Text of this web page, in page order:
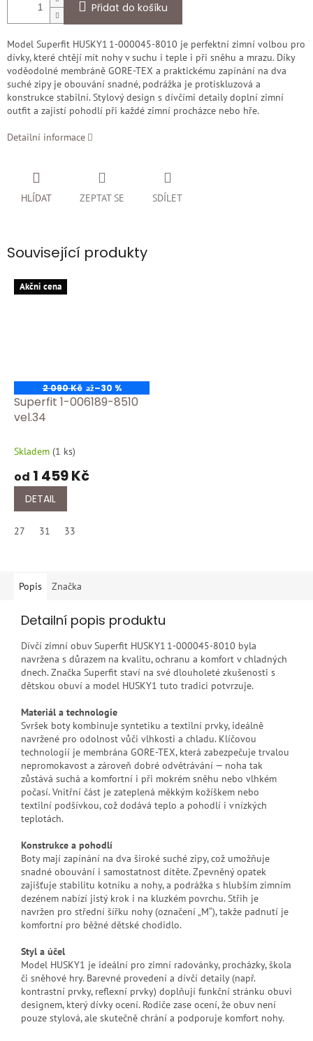
Přidat do košíku
Model Superfit HUSKY1 1‑000045‑8010 je perfektní zimní volbou pro
dívky, které chtějí mít nohy v suchu i teple i při sněhu a mrazu. Díky
voděodolné membráně GORE‑TEX a praktickému zapínání na dva
suché zipy je obouvání snadné, podrážka je protiskluzová a
konstrukce stabilní. Stylový design s dívčími detaily doplní zimní
outfit a zajistí pohodlí při každé zimní procházce nebo hře.
Detailní informace
ZEPTAT SE
HLÍDAT SDÍLET
Související produkty
Akčni cena
2 090 Kč až–30 %
Superfit 1-006189-8510
vel.34
Skladem (1 ks)
od 1 459 Kč
DETAIL
27 31 33
Popis Značka
Detailní popis produktu
Dívčí zimní obuv Superfit HUSKY1 1‑000045‑8010 byla
navržena s důrazem na kvalitu, ochranu a komfort v chladných
dnech. Značka Superfit staví na své dlouholeté zkušenosti s
dětskou obuví a model HUSKY1 tuto tradici potvrzuje.
Materiál a technologie
Svršek boty kombinuje syntetiku a textilní prvky, ideálně
navržené pro odolnost vůči vlhkosti a chladu. Klíčovou
technologií je membrána GORE‑TEX, která zabezpečuje trvalou
nepromokavost a zároveň dobré odvětrávání — noha tak
zůstává suchá a komfortní i při mokrém sněhu nebo vlhkém
počasí. Vnitřní část je zateplená měkkým kožíškem nebo
textilní podšívkou, což dodává teplo a pohodlí i v nízkých
teplotách.
Konstrukce a pohodlí
Boty mají zapínání na dva široké suché zipy, což umožňuje
snadné obouvání i samostatnost dítěte. Zpevněný opatek
zajišťuje stabilitu kotníku a nohy, a podrážka s hlubším zimním
dezénem nabízí jistý krok i na kluzkém povrchu. Střih je
navržen pro střední šířku nohy (označení „M“), takže padnutí je
komfortní pro běžné dětské chodidlo.
Styl a účel
Model HUSKY1 je ideální pro zimní radovánky, procházky, škola
či sněhové hry. Barevné provedení a dívčí detaily (např.
kontrastní prvky, reflexní prvky) doplňují funkční stránku obuvi
designem, který dívky ocení. Rodiče zase ocení, že obuv není
pouze stylová, ale skutečně chrání a podporuje komfort nohy.